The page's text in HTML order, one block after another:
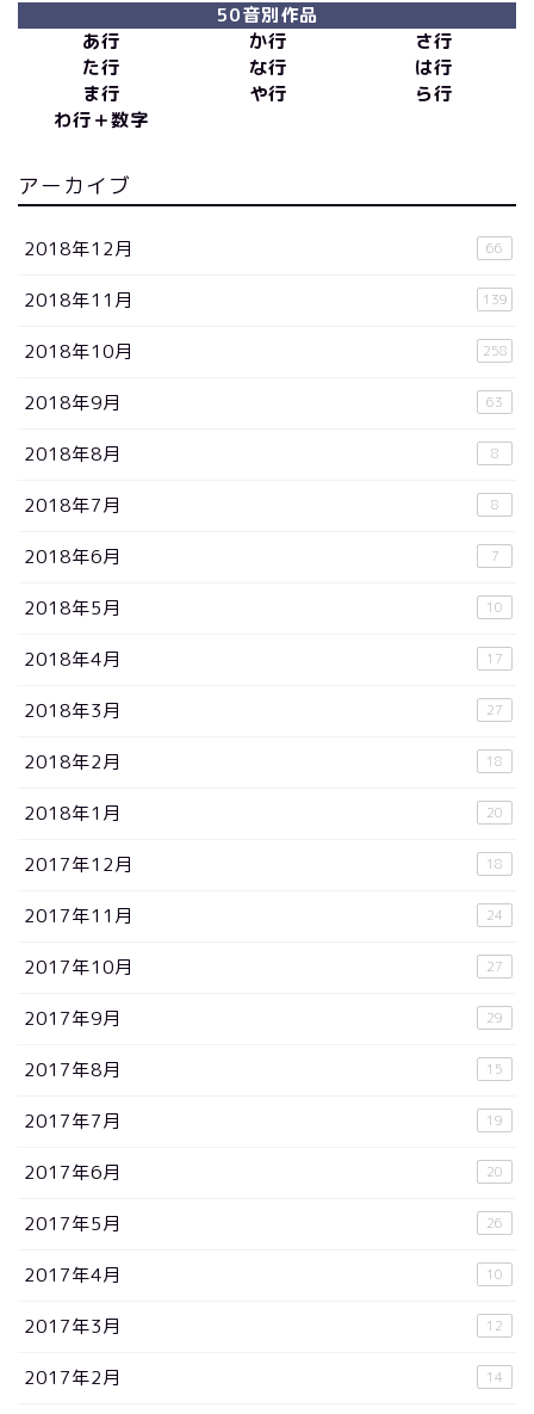
50音別作品
あ行
か行
さ行
た行
な行
は行
ま行
や行
ら行
わ行＋数字
アーカイブ
2018年12月 66
2018年11月 139
2018年10月 258
2018年9月 63
2018年8月 8
2018年7月 8
2018年6月 7
2018年5月 10
2018年4月 17
2018年3月 27
2018年2月 18
2018年1月 20
2017年12月 18
2017年11月 24
2017年10月 27
2017年9月 29
2017年8月 15
2017年7月 19
2017年6月 20
2017年5月 26
2017年4月 10
2017年3月 12
2017年2月 14